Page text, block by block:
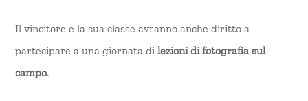
Il vincitore e la sua classe avranno anche diritto a
partecipare a una giornata dilezioni di fotografia sul
campo.